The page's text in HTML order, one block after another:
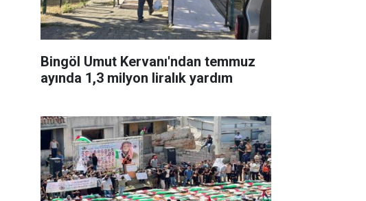
Bingöl Umut Kervanı'ndan temmuz
ayında 1,3 milyon liralık yardım